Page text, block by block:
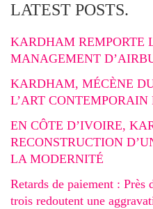
LATEST POSTS.
KARDHAM REMPORTE
MANAGEMENT
KARDHAM, MÉCÈNE
L’ART CONTEMPORAIN
EN CÔTE D’IVOIRE,
RECONSTRUCTION
LA MODERNITÉ
Retards de paiement : Près
trois redoutent une